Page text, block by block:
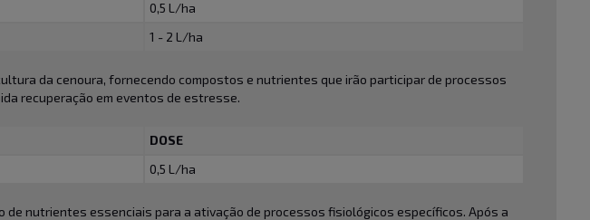
0,5 L/ha
1 - 2 L/ha
da cenoura, fornecendo compostos e nutrientes que irão participar de processos
recuperação em eventos de estresse.
DOSE
0,5 L/ha
nutrientes essenciais para a ativação de processos fisiológicos específicos. Após a